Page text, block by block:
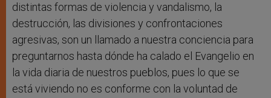
distintas formas de violencia y vandalismo, la
destrucción, las divisiones y confrontaciones
agresivas, son un llamado a nuestra conciencia para
preguntarnos hasta dónde ha calado el Evangelio en
la vida diaria de nuestros pueblos, pues lo que se
está viviendo no es conforme con la voluntad de